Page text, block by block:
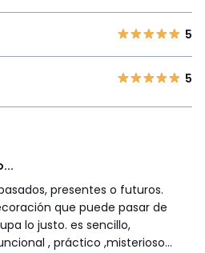
5
5
presentes o futuros.
que puede pasar de
lo justo. es sencillo,
, práctico ,misterioso...